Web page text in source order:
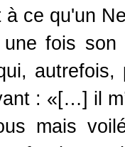
ce qu'un
fois
: «[…] il
mais